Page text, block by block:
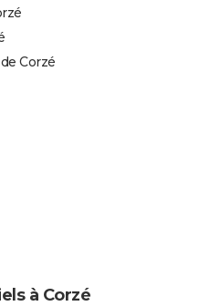
Corzé
à Corzé